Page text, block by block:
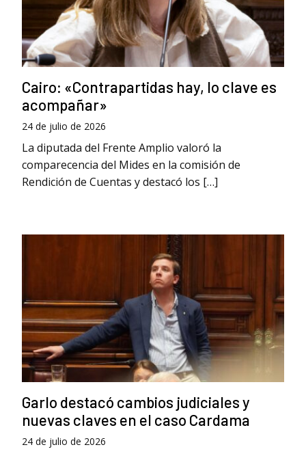
Cairo: «Contrapartidas hay, lo clave es
acompañar»
24 de julio de 2026
La diputada del Frente Amplio valoró la
comparecencia del Mides en la comisión de
Rendición de Cuentas y destacó los […]
Garlo destacó cambios judiciales y
nuevas claves en el caso Cardama
24 de julio de 2026